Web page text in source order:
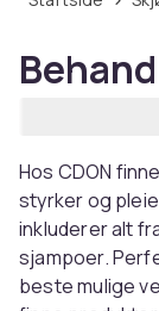
Hos CDON
styrker og
inkluderer alt
sjampoer.
beste mulige